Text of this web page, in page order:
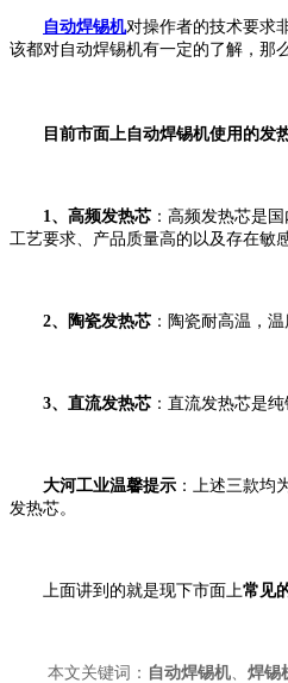
自动焊锡机对操作者的技术要求
该都对自动焊锡机有一定的了解，那
目前市面上自动焊锡机使用的发
1、高频发热芯 ：高频发热芯是
工艺要求、产品质量高的以及存在敏
2、陶瓷发热芯 ：陶瓷耐高温，
3、直流发热芯 ：直流发热芯是
大河工业温馨提示 ：上述三款均
发热芯。
上面讲到的就是现下市面上常见
本文关键词： 自动焊锡机 焊锡